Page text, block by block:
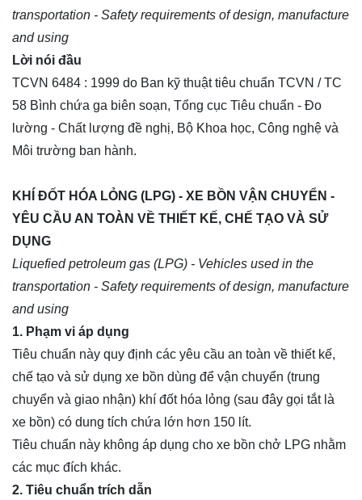
transportation - Safety requirements of design, manufacture
and using
Lời nói đầu
TCVN 6484 : 1999 do Ban kỹ thuật tiêu chuẩn TCVN / TC
58 Bình chứa ga biên soạn, Tổng cục Tiêu chuẩn - Đo
lường - Chất lượng đề nghị, Bộ Khoa học, Công nghệ và
Môi trường ban hành.
KHÍ ĐỐT HÓA LỎNG (LPG) - XE BỒN VẬN CHUYỂN -
YÊU CẦU AN TOÀN VỀ THIẾT KẾ, CHẾ TẠO VÀ SỬ
DỤNG
Liquefied petroleum gas (LPG) - Vehicles used in the
transportation - Safety requirements of design, manufacture
and using
1. Phạm vi áp dụng
Tiêu chuẩn này quy định các yêu cầu an toàn về thiết kế,
chế tạo và sử dụng xe bồn dùng để vận chuyển (trung
chuyển và giao nhận) khí đốt hóa lỏng (sau đây gọi tắt là
xe bồn) có dung tích chứa lớn hơn 150 lít.
Tiêu chuẩn này không áp dụng cho xe bồn chở LPG nhằm
các mục đích khác.
2. Tiêu chuẩn trích dẫn